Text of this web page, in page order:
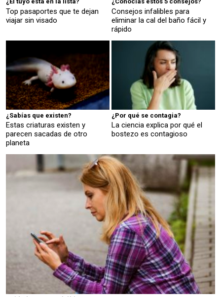
Top pasaportes que te dejan
viajar sin visado
Consejos infalibles para
eliminar la cal del baño fácil y
rápido
¿Sabías que existen?
Estas criaturas existen y
parecen sacadas de otro
planeta
¿Por qué se contagia?
La ciencia explica por qué el
bostezo es contagioso